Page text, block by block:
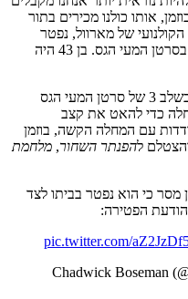
אותו כולנו מכירים בתור
של מארוול, נפטר
במהלך סוף השבוע אחרי מאבק ממושך בסרטן המעי הגס. בן 43 היה
צ'דוויק בוזמן אובחן בשנת 2016 כלוקה בשלב 3 של סרטן המעי הגס
כדי להאט את קצב
עם המחלה הקשה, בוזמן
להפנתר השחור, מלחמת
מסר כי הוא נפטר בביתו לצד
הפטירה:
pic.twitter.com/